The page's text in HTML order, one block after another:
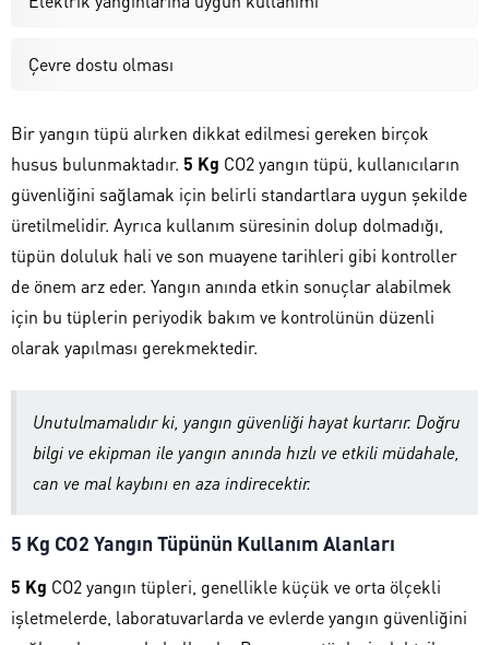
Çevre dostu olması
Bir yangın tüpü alırken dikkat edilmesi gereken birçok
husus bulunmaktadır. 5 Kg CO2 yangın tüpü, kullanıcıların
güvenliğini sağlamak için belirli standartlara uygun şekilde
üretilmelidir. Ayrıca kullanım süresinin dolup dolmadığı,
tüpün doluluk hali ve son muayene tarihleri gibi kontroller
de önem arz eder. Yangın anında etkin sonuçlar alabilmek
için bu tüplerin periyodik bakım ve kontrolünün düzenli
olarak yapılması gerekmektedir.
Unutulmamalıdır ki, yangın güvenliği hayat kurtarır. Doğru
bilgi ve ekipman ile yangın anında hızlı ve etkili müdahale,
can ve mal kaybını en aza indirecektir.
5 Kg CO2 Yangın Tüpünün Kullanım Alanları
5 Kg CO2 yangın tüpleri, genellikle küçük ve orta ölçekli
işletmelerde, laboratuvarlarda ve evlerde yangın güvenliğini